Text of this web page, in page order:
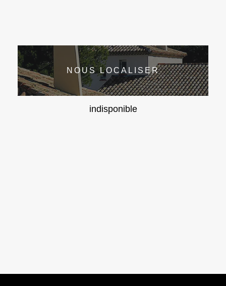
NOUS LOCALISER
indisponible